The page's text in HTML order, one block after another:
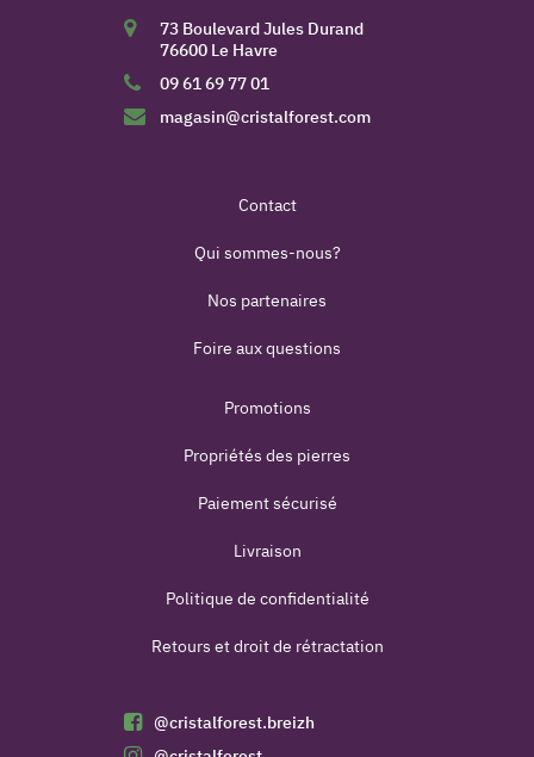
73 Boulevard Jules Durand
76600 Le Havre
09 61 69 77 01
magasin@cristalforest.com
Contact
Qui sommes-nous?
Nos partenaires
Foire aux questions
Promotions
Propriétés des pierres
Paiement sécurisé
Livraison
Politique de confidentialité
Retours et droit de rétractation
@cristalforest.breizh